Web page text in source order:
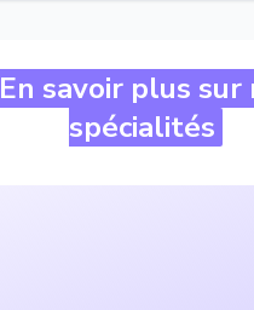
En savoir plus sur
spécialités